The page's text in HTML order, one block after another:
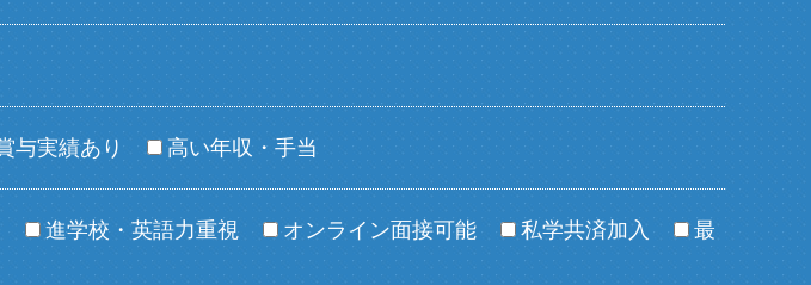
与実績あり 高い年収・手当
進学校・英語力重視 オンライン面接可能 私学共済加入
最